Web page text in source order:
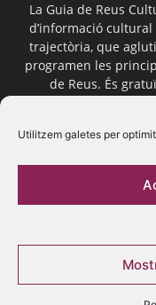
Utilitzem galetes per
La Guia de Reus
d’informació
trajectòria, que
programen les
de Reus. És